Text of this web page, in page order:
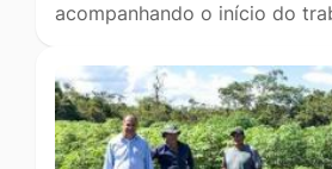
acompanhando o início do